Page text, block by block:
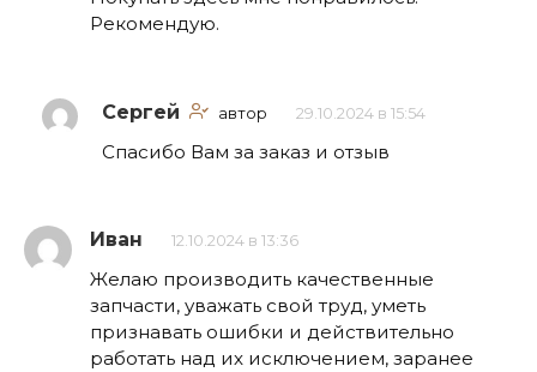
Рекомендую.
Сергей автор 29.10.2024 в 15:54
Спасибо Вам за заказ и отзыв
Иван 12.10.2024 в 13:36
Желаю производить качественные
запчасти, уважать свой труд, уметь
признавать ошибки и действительно
работать над их исключением, заранее